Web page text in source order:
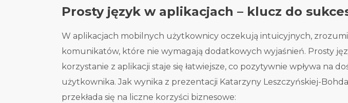
Prosty język w aplikacjach – klucz do
W aplikacjach mobilnych użytkownicy oczekują intuicyjnych,
komunikatów, które nie wymagają dodatkowych wyjaśnień. Prosty
korzystanie z aplikacji staje się łatwiejsze, co pozytywnie wpływa na
użytkownika. Jak wynika z prezentacji Katarzyny Leszczyńskiej-
przekłada się na liczne korzyści biznesowe: